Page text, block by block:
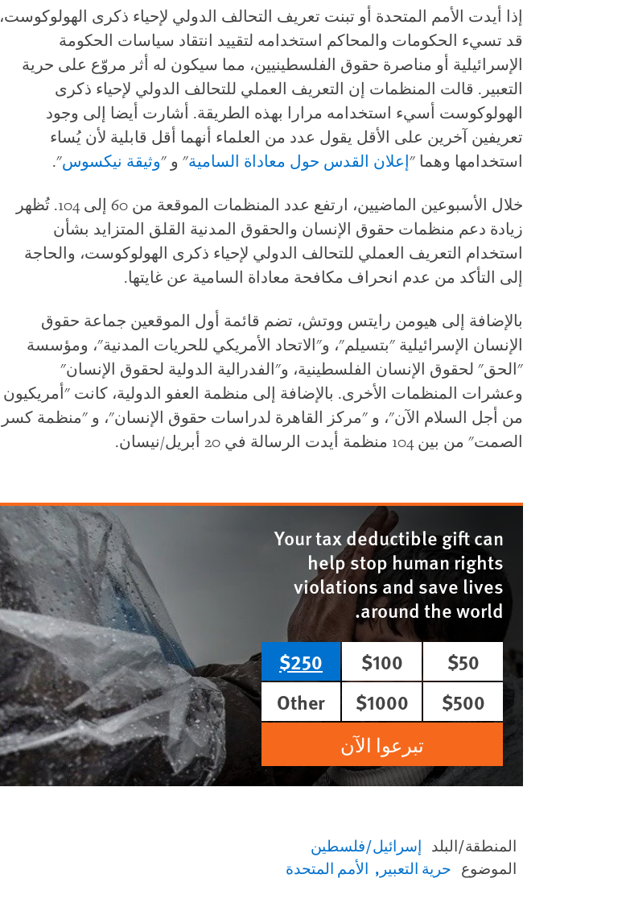
إذا أيدت الأمم المتحدة أو تبنت تعريف التحالف الدولي لإحياء ذكرى الهولوكوست،
قد تسيء الحكومات والمحاكم استخدامه لتقييد انتقاد سياسات الحكومة
الإسرائيلية أو مناصرة حقوق الفلسطينيين، مما سيكون له أثر مروّع على حرية
التعبير. قالت المنظمات إن التعريف العملي للتحالف الدولي لإحياء ذكرى
الهولوكوست أسيء استخدامه مرارا بهذه الطريقة. أشارت أيضا إلى وجود
تعريفين آخرين على الأقل يقول عدد من العلماء أنهما أقل قابلية لأن يُساء
استخدامها وهما "إعلان القدس حول معاداة السامية" و "وثيقة نيكسوس".
خلال الأسبوعين الماضيين، ارتفع عدد المنظمات الموقعة من 60 إلى 104. تُظهر
زيادة دعم منظمات حقوق الإنسان والحقوق المدنية القلق المتزايد بشأن
استخدام التعريف العملي للتحالف الدولي لإحياء ذكرى الهولوكوست، والحاجة
إلى التأكد من عدم انحراف مكافحة معاداة السامية عن غايتها.
بالإضافة إلى هيومن رايتس ووتش، تضم قائمة أول الموقعين جماعة حقوق
الإنسان الإسرائيلية "بتسيلم"، و"الاتحاد الأمريكي للحريات المدنية"، ومؤسسة
"الحق" لحقوق الإنسان الفلسطينية، و"الفدرالية الدولية لحقوق الإنسان"
وعشرات المنظمات الأخرى. بالإضافة إلى منظمة العفو الدولية، كانت "أمريكيون
من أجل السلام الآن"، و "مركز القاهرة لدراسات حقوق الإنسان"، و "منظمة كسر
الصمت" من بين 104 منظمة أيدت الرسالة في 20 أبريل/نيسان.
Your tax deductible gift can
help stop human rights
violations and save lives
around the world.
$50
$100
$250
$500
$1000
Other
تبرعوا الآن
المنطقة/البلد إسرائيل/فلسطين
الموضوع حرية التعبير الأمم المتحدة